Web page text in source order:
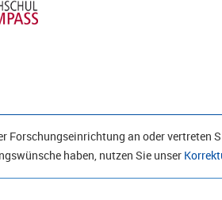
Forschungseinrichtung an oder vertreten
haben, nutzen Sie unser